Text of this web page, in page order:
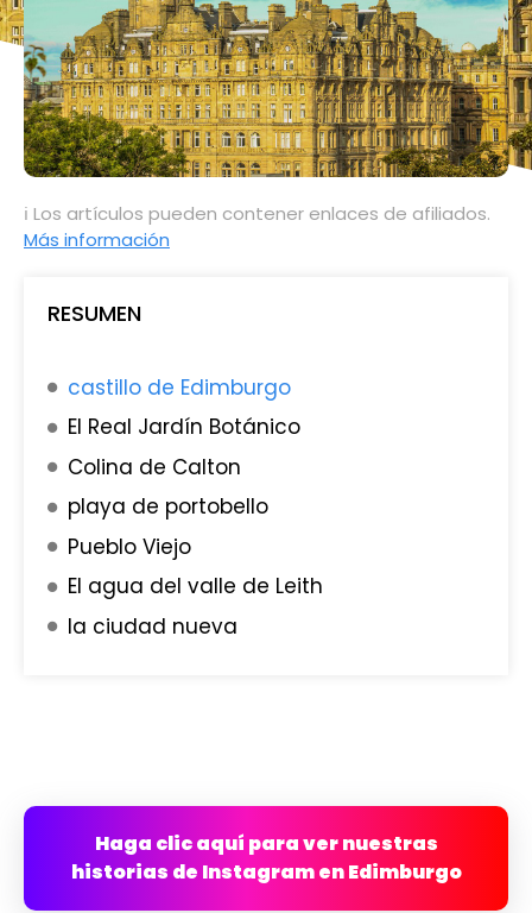
ℹ Los artículos pueden contener enlaces de afiliados.
Más información
RESUMEN
castillo de Edimburgo
El Real Jardín Botánico
Colina de Calton
playa de portobello
Pueblo Viejo
El agua del valle de Leith
la ciudad nueva
Haga clic aquí para ver nuestras
historias de Instagram en Edimburgo